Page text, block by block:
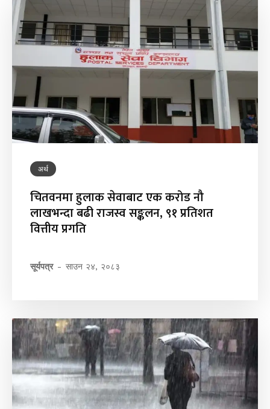
अर्थ
चितवनमा हुलाक सेवाबाट एक करोड नौ
लाखभन्दा बढी राजस्व सङ्कलन, ९१ प्रतिशत
वित्तीय प्रगति
सूर्यपत्र - साउन २४, २०८३